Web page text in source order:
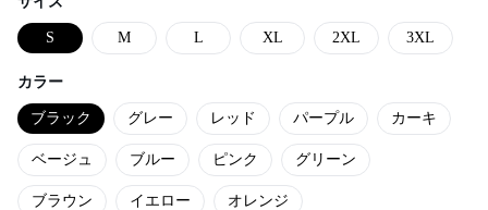
S M L XL 2XL 3XL
カラー
ブラック グレー レッド パープル カーキ
ベージュ ブルー ピンク グリーン
ブラウン イエロー オレンジ